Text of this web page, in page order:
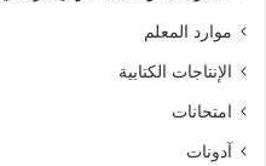
موارد المعلم
الإنتاجات الكتابية
امتحانات
آدونات